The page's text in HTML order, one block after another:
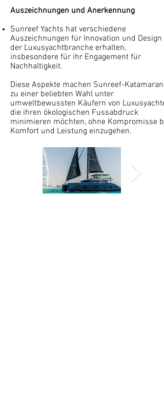
Auszeichnungen und Anerkennung
Sunreef Yachts hat verschiedene
Auszeichnungen für Innovation und Design
der Luxusyachtbranche erhalten,
insbesondere für ihr Engagement für
Nachhaltigkeit.
Diese Aspekte machen Sunreef-Katamarane
zu einer beliebten Wahl unter
umweltbewussten Käufern von
die ihren ökologischen Fussabdruck
minimieren möchten, ohne Kompromisse
Komfort und Leistung einzugehen.